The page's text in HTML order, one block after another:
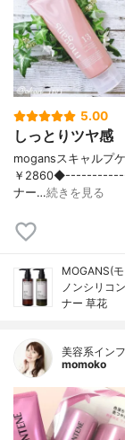
5.00
しっとりツヤ感
mogansスキャルプ
￥
ナー…続きを見る
MOGANS(
ノンシリコ
ナー 草花
美容系イン
momoko